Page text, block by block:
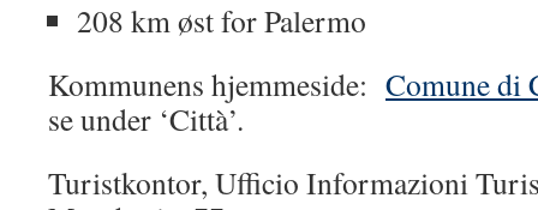
208 km øst for Palermo
Kommunens hjemmeside: Comune di
se under ‘Città’.
Turistkontor, Ufficio Informazioni